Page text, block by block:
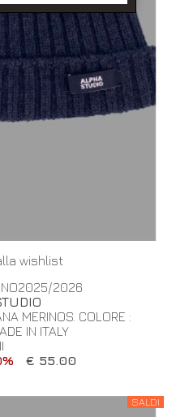
wishlist
2026
MERINOS. COLORE :
IN ITALY
€ 55.00
SALDI